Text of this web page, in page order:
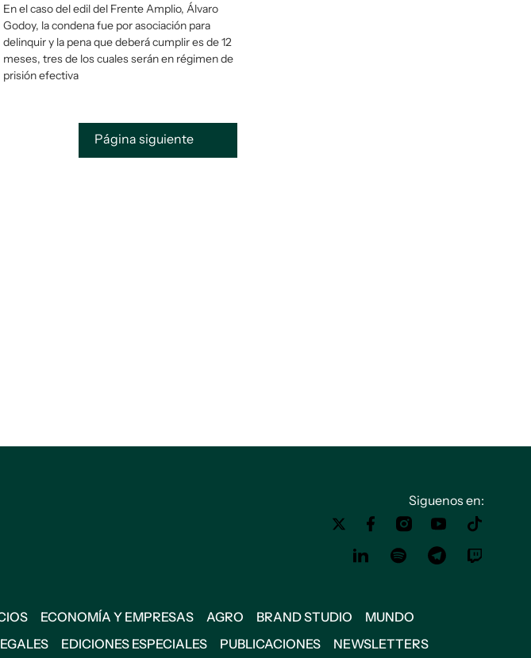
En el caso del edil del Frente Amplio, Álvaro
Godoy, la condena fue por asociación para
delinquir y la pena que deberá cumplir es de 12
meses, tres de los cuales serán en régimen de
prisión efectiva
Página siguiente
Siguenos en:
ECONOMÍA Y EMPRESAS AGRO BRAND STUDIO
MUNDO
EDICIONES ESPECIALES PUBLICACIONES NEWSLETTERS